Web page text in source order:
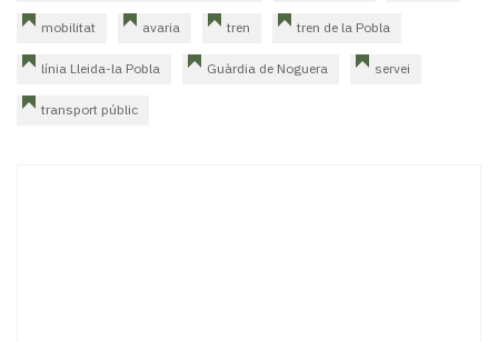
mobilitat avaria tren tren de la Pobla
línia Lleida-la Pobla Guàrdia de Noguera servei
transport públic